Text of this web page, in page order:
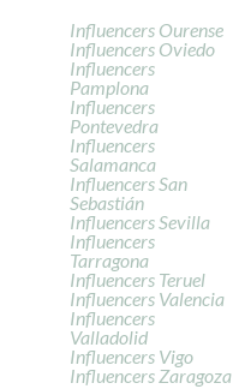
Influencers Ourense
Influencers Oviedo
Influencers
Pamplona
Influencers
Pontevedra
Influencers
Salamanca
Influencers San
Sebastián
Influencers Sevilla
Influencers
Tarragona
Influencers Teruel
Influencers Valencia
Influencers
Valladolid
Influencers Vigo
Influencers Zaragoza